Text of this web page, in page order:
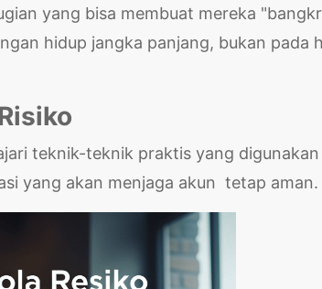
yang bisa membuat mereka
hidup jangka panjang, bukan pada
teknik-teknik praktis yang digunakan
yang akan menjaga akun tetap aman.